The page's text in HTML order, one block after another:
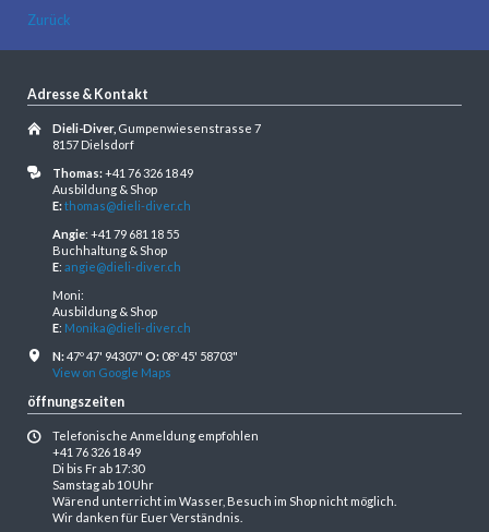
Zurück
Adresse & Kontakt
Dieli-Diver, Gumpenwiesenstrasse 7
8157 Dielsdorf
Thomas:+41 76 326 18 49
Ausbildung & Shop
E:thomas@dieli-diver.ch
Angie: +41 79 681 18 55
Buchhaltung & Shop
E: angie@dieli-diver.ch
Moni:
Ausbildung & Shop
E: Monika@dieli-diver.ch
N:47º 47' 94307" O:08º 45' 58703"
View on Google Maps
öffnungszeiten
Telefonische Anmeldung empfohlen
+41 76 326 18 49
Di bis Fr ab 17:30
Samstag ab 10 Uhr
Wärend unterricht im Wasser, Besuch im Shop nicht möglich.
Wir danken für Euer Verständnis.